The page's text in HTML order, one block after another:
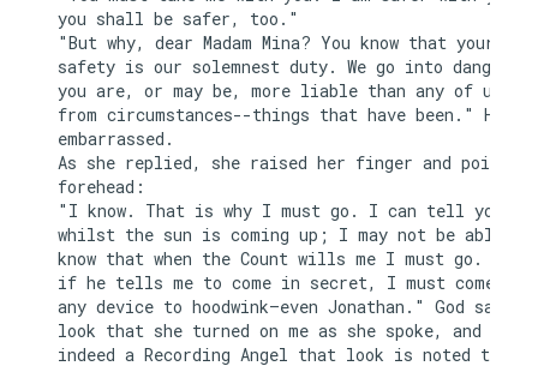
you shall be safer, too."
"But why, dear Madam Mina? You know that your
safety is our solemnest duty. We go into danger,
you are, or may be, more liable than any of us
from circumstances--things that have been." He
embarrassed.
As she replied, she raised her finger and
forehead:
"I know. That is why I must go. I can tell you
whilst the sun is coming up; I may not be able
know that when the Count wills me I must go. I
if he tells me to come in secret, I must come by
any device to hoodwink—even Jonathan." God saw
look that she turned on me as she spoke, and if
indeed a Recording Angel that look is noted to